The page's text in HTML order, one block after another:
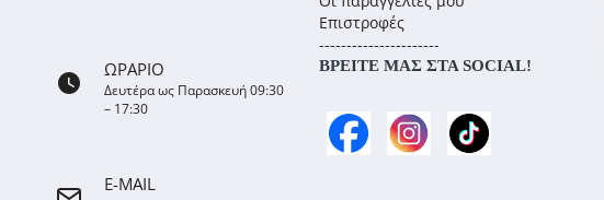
ΩΡΑΡΙΟ
Δευτέρα ως Παρασκευή 09:30
– 17:30
E-MAIL
Επιστροφές
----------------------
ΒΡΕΊΤΕ ΜΑΣ ΣΤΑ SOCIAL!